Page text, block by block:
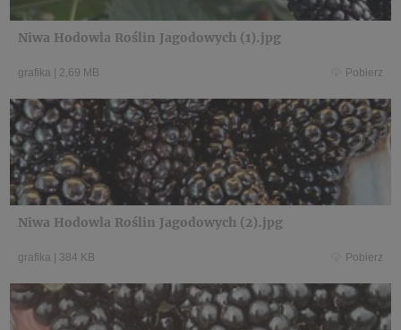
Niwa Hodowla Roślin Jagodowych (1).jpg
grafika 2,69 MB Pobierz
Niwa Hodowla Roślin Jagodowych (2).jpg
grafika 384 KB Pobierz